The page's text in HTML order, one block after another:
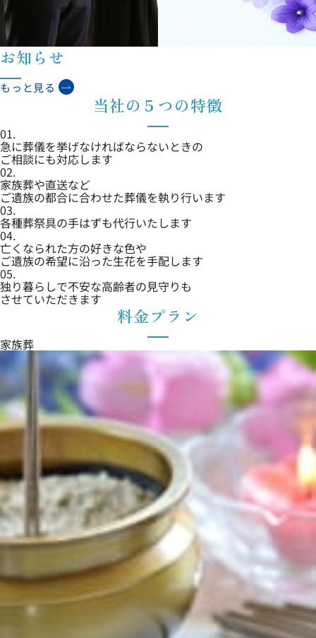
お知らせ
もっと見る
当社の５つの特徴
01.
急に葬儀を挙げなければならないときの
ご相談にも対応します
02.
家族葬や直送など
ご遺族の都合に合わせた葬儀を執り行います
03.
各種葬祭具の手はずも代行いたします
04.
亡くなられた方の好きな色や
ご遺族の希望に沿った生花を手配します
05.
独り暮らしで不安な高齢者の見守りも
させていただきます
料金プラン
家族葬